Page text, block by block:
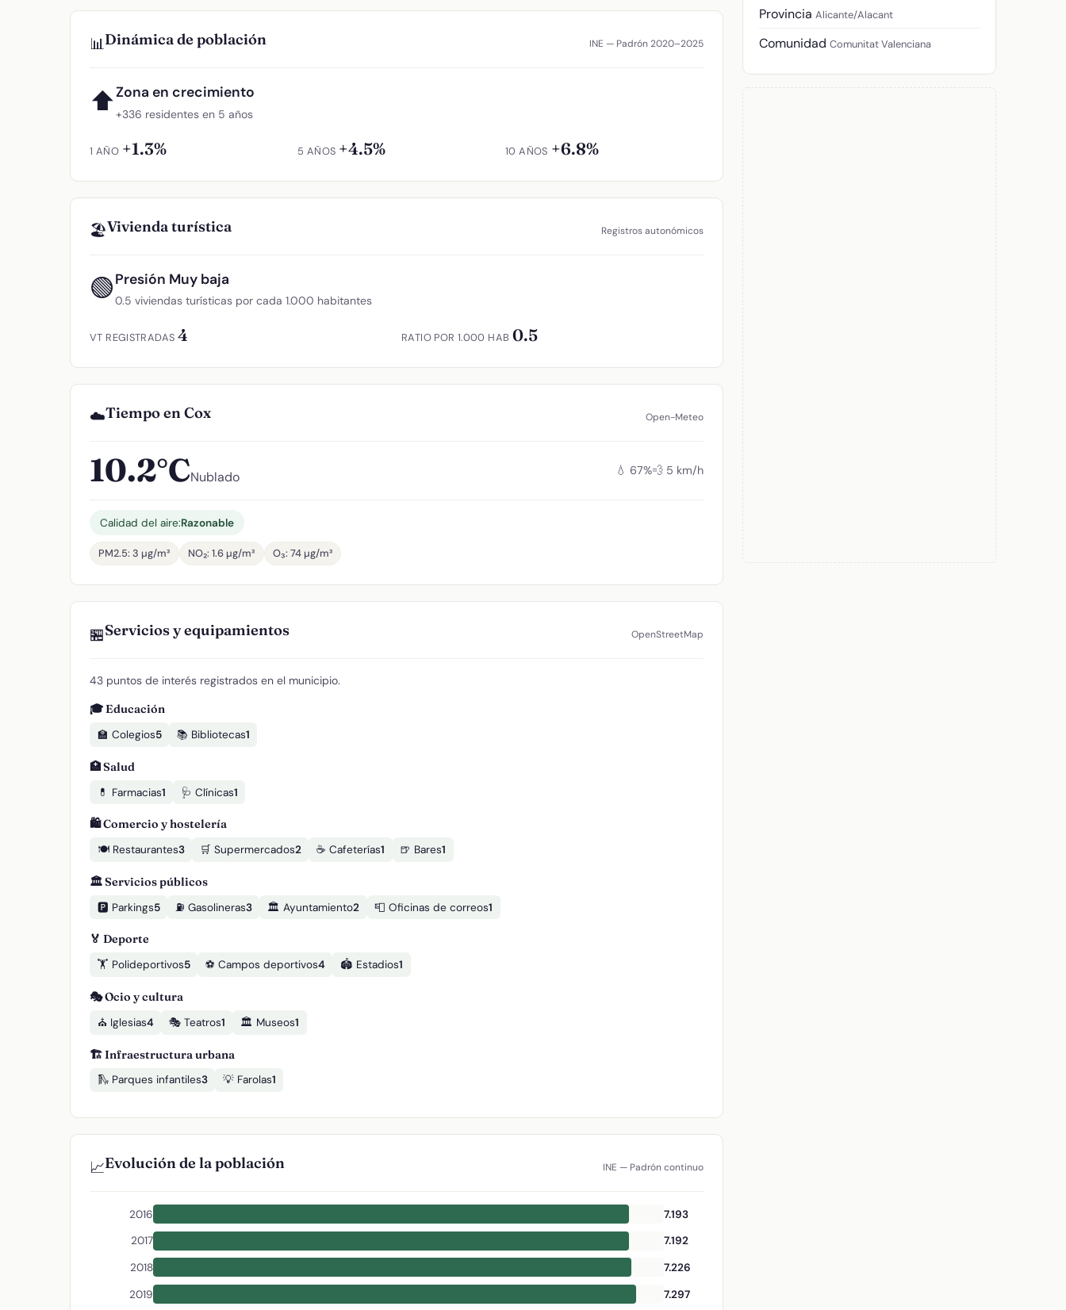
📊Dinámica de población INE — Padrón 2020–2025
⬆Zona en crecimiento
+336 residentes en 5 años
1 AÑO +1.3% 5 AÑOS +4.5% 10 AÑOS +6.8%
🏖️Vivienda turística Registros autonómicos
🟢Presión Muy baja
0.5 viviendas turísticas por cada 1.000 habitantes
VT REGISTRADAS 4 RATIO POR 1.000 HAB 0.5
☁️Tiempo en Cox Open-Meteo
10.2°CNublado 💧 67%💨 5 km/h
Calidad del aire:Razonable
PM2.5: 3 µg/m³ NO₂: 1.6 µg/m³ O₃: 74 µg/m³
🏪Servicios y equipamientos OpenStreetMap
43 puntos de interés registrados en el municipio.
🎓 Educación
🏫 Colegios5 📚 Bibliotecas1
🏥 Salud
💊 Farmacias1 🩺 Clínicas1
🛍️ Comercio y hostelería
🍽️ Restaurantes3 🛒 Supermercados2 ☕ Cafeterías1 🍺 Bares1
🏛️ Servicios públicos
🅿️ Parkings5 ⛽ Gasolineras3 🏛️ Ayuntamiento2 📮 Oficinas de correos1
🏅 Deporte
🏋️ Polideportivos5 ⚽ Campos deportivos4 🏟️ Estadios1
🎭 Ocio y cultura
⛪ Iglesias4 🎭 Teatros1 🏛️ Museos1
🏗️ Infraestructura urbana
🛝 Parques infantiles3 💡 Farolas1
📈Evolución de la población INE — Padrón continuo
2016
7.193
2017
7.192
2018
7.226
2019
7.297
Provincia Alicante/Alacant
Comunidad Comunitat Valenciana